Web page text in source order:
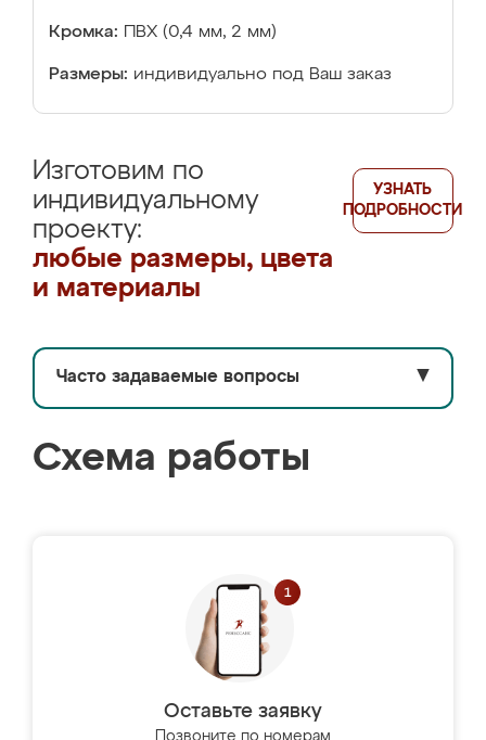
Кромка: ПВХ (0,4 мм, 2 мм)
Размеры: индивидуально под Ваш заказ
Изготовим по
индивидуальному
проекту:
любые размеры, цвета
и материалы
УЗНАТЬ
ПОДРОБНОСТИ
Часто задаваемые вопросы ▼
Схема работы
Оставьте заявку
Позвоните по номерам